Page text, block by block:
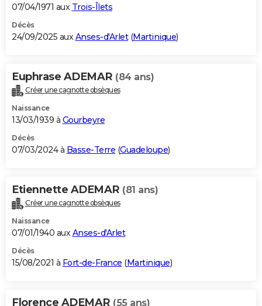
GUIDES D'ACHAT
BONS PLANS
Carte de Noël
Carte Bonne année
Carte Saint-Valentin
Carte Pâques
Carte d'anniversaire
DICTIONNAIRE
Dictionnaire
Biographies
Citations
Expressions
Proverbes
PROGRAMME TV
S'inscrire
Se connecter
Lycées
Collèges
Primaires
Universités
Entreprises
Service militaire
Avis de recherche
AVIS DE DÉCÈS
Bricolage
Lifestyle
Culture
Sport
Auto
Television
Voyage
Cinema
07/04/1971 aux Trois-Îlets
Décès
24/09/2025 auxAnses-d'Arlet(Martinique)
Euphrase ADEMAR (84 ans)
Créer une cagnotte obsèques
Naissance
13/03/1939 à Gourbeyre
Décès
07/03/2024 à Basse-Terre (Guadeloupe)
Etiennette ADEMAR (81 ans)
Créer une cagnotte obsèques
Naissance
07/01/1940 auxAnses-d'Arlet
Décès
15/08/2021 à Fort-de-France (Martinique)
Florence ADEMAR (55 ans)